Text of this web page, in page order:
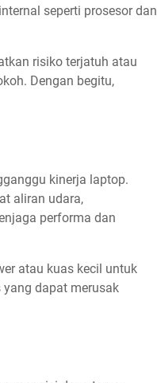
seperti prosesor dan
risiko terjatuh atau
Dengan begitu,
kinerja laptop.
aliran udara,
performa dan
atau kuas kecil untuk
dapat merusak